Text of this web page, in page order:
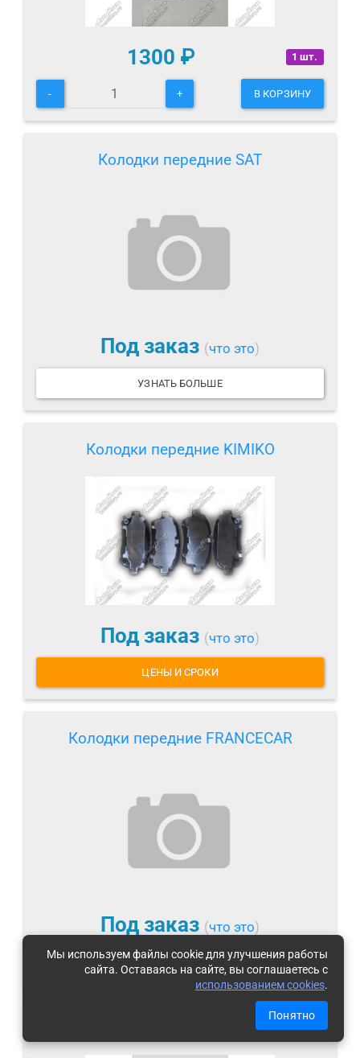
Мы используем файлы cookie для улучшения работы
сайта. Оставаясь на сайте, вы соглашаетесь с
использованием cookies.
Понятно
1 шт.
1300 ₽
- + В КОРЗИНУ
Колодки передние SAT
Под заказ (что это)
УЗНАТЬ БОЛЬШЕ
Колодки передние KIMIKO
Под заказ (что это)
ЦЕНЫ И СРОКИ
Колодки передние FRANCECAR
Под заказ (что это)
ЦЕНЫ И СРОКИ
Колодки передние KRONER